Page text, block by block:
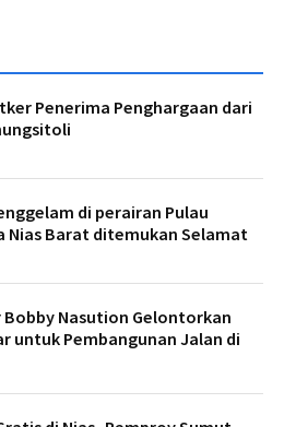
Penerima Penghargaan dari
di perairan Pulau
Nias Barat ditemukan Selamat
Bobby Nasution Gelontorkan
untuk Pembangunan Jalan di